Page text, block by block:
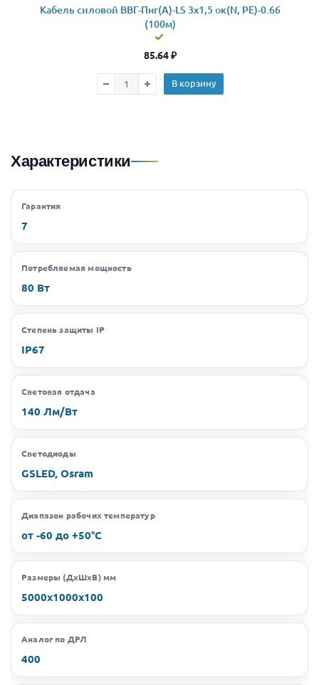
Кабель силовой ВВГ-Пнг(А)-LS 3x1,5 ок(N, PE)-0.66
(100м)
85.64₽
В корзину
Характеристики
Гарантия
7
Потребляемая мощность
80 Вт
Степень защиты IP
IP67
Световая отдача
140 Лм/Вт
Светодиоды
GSLED, Osram
Диапазон рабочих температур
от -60 до +50°C
Размеры (ДхШхВ) мм
5000х1000х100
Аналог по ДРЛ
400